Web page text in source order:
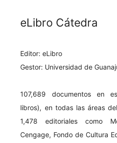
eLibro Cátedra
Editor: eLibro
Gestor: Universidad de
107,689 documentos en
libros), en todas las áreas
1,478 editoriales como
Cengage, Fondo de Cultura